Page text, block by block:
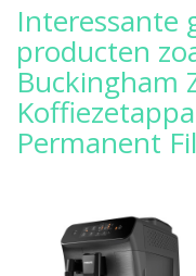
Interessante
producten
Buckingham
Permanent